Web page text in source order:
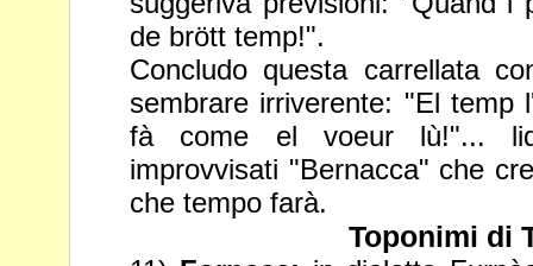
de brött temp!".
Concludo questa carrellata
sembrare irriverente: "El
fà come el voeur lù!"...
improvvisati "Bernacca" che
che tempo farà.
Toponimi di